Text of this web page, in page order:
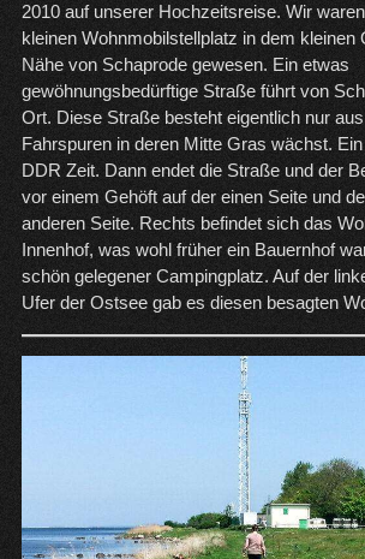
2010 auf unserer Hochzeitsreise. Wir
kleinen Wohnmobilstellplatz in dem kleinen
Nähe von Schaprode gewesen. Ein etwas
gewöhnungsbedürftige Straße führt von
Ort. Diese Straße besteht eigentlich nur
Fahrspuren in deren Mitte Gras wächst.
DDR Zeit. Dann endet die Straße und der
vor einem Gehöft auf der einen Seite und
anderen Seite. Rechts befindet sich das
Innenhof, was wohl früher ein Bauernhof
schön gelegener Campingplatz. Auf der
Ufer der Ostsee gab es diesen besagten